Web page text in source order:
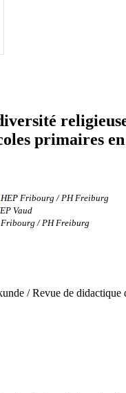
primaires
HEP Fribourg / PH Freiburg
Vaud
Fribourg / PH Freiburg
/ Revue de didactique